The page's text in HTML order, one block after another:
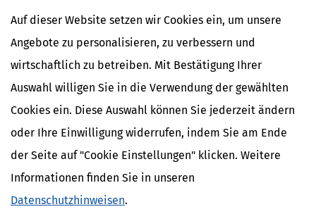
Auf dieser Website setzen wir Cookies ein, um unsere
Angebote zu personalisieren, zu verbessern und
wirtschaftlich zu betreiben. Mit Bestätigung Ihrer
Auswahl willigen Sie in die Verwendung der gewählten
Cookies ein. Diese Auswahl können Sie jederzeit ändern
oder Ihre Einwilligung widerrufen, indem Sie am Ende
der Seite auf "Cookie Einstellungen" klicken. Weitere
Informationen finden Sie in unseren
Datenschutzhinweisen.
Finanzamt Eschwege
Finanzamt Göttingen
Finanzamt Herzberg am Harz
Finanzamt Holzminden
Finanzamtsuche
Suchen
Finanzamt - Infos